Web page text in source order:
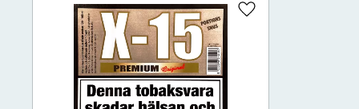
Lägg till i favoriter